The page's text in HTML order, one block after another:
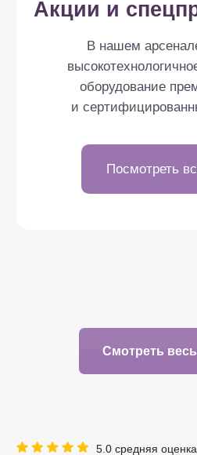
Смотреть весь